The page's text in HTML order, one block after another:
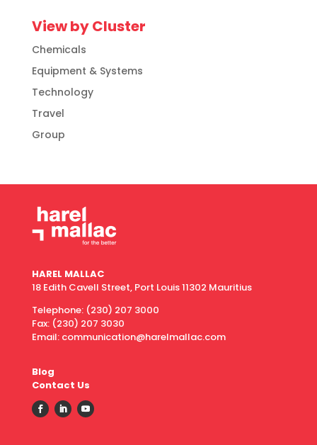
View by Cluster
Chemicals
Equipment & Systems
Technology
Travel
Group
HAREL MALLAC
18 Edith Cavell Street, Port Louis 11302 Mauritius
Telephone: (230) 207 3000
Fax: (230) 207 3030
Email: communication@harelmallac.com
Blog
Contact Us